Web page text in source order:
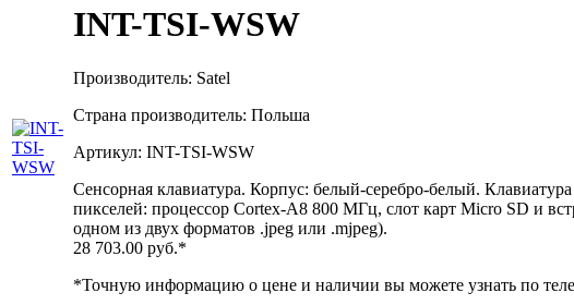
INT-TSI-WSW
Производитель: Satel
Страна производитель: Польша
Артикул: INT-TSI-WSW
Сенсорная клавиатура. Корпус: белый-серебро-белый.
пикселей: процессор Cortex-A8 800 МГц, слот карт Micro SD и
одном из двух форматов .jpeg или .mjpeg).
28 703.00 руб.*
*Точную информацию о цене и наличии вы можете узнать по